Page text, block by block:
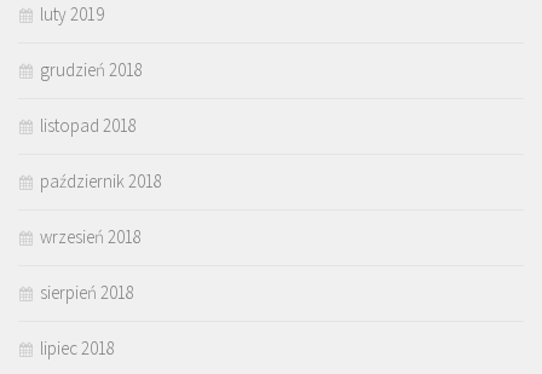
luty 2019
grudzień 2018
listopad 2018
październik 2018
wrzesień 2018
sierpień 2018
lipiec 2018